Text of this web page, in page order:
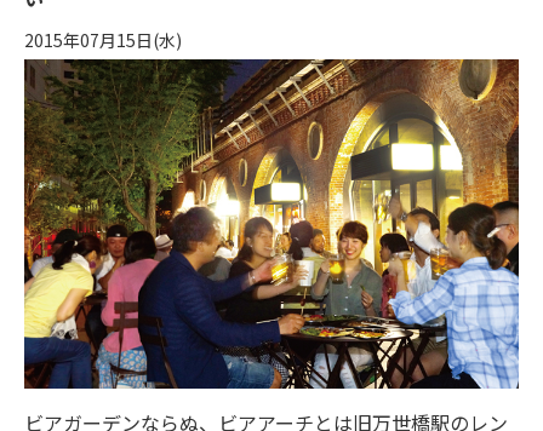
2015年07月15日(水)
ビアガーデンならぬ、ビアアーチとは旧万世橋駅のレン